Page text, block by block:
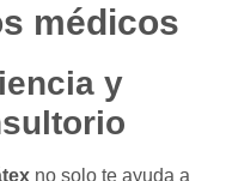
médicos
y
no solo te ayuda a